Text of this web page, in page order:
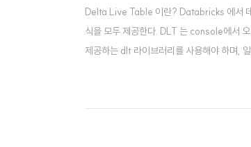
Delta Live Table 이란? Databricks 에서
식을 모두 제공한다. DLT 는 console에서
제공하는 dlt 라이브러리를 사용해야 하며